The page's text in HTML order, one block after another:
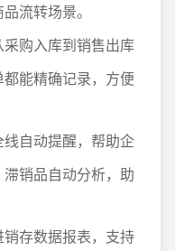
流转场景。
采购入库到销售出库
能精确记录，方便
线自动提醒，帮助企
销品自动分析，助
销存数据报表，支持